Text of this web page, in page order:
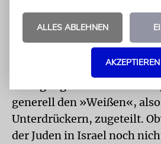
Entscheidende, was ich
Gräueltaten an jüdischen
nicht verurteilt. Damit
generell den »Weißen«,
Unterdrückern, zugeteilt.
der Juden in Israel noch
ALLES ABLEHNEN
AKZEPTIEREN